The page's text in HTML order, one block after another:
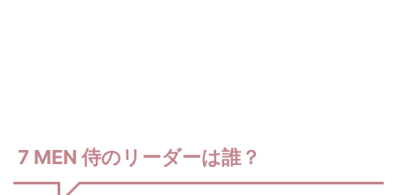
7 MEN 侍のリーダーは誰？